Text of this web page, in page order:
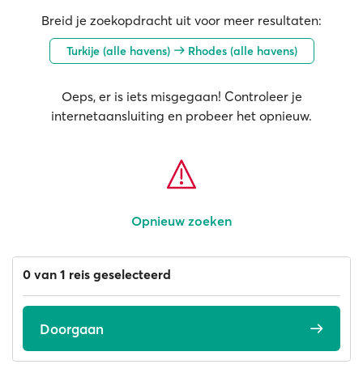
Breid je zoekopdracht uit voor meer resultaten:
Turkije (alle havens) Rhodes (alle havens)
Oeps, er is iets misgegaan! Controleer je
internetaansluiting en probeer het opnieuw.
Opnieuw zoeken
0 van 1 reis geselecteerd
Doorgaan